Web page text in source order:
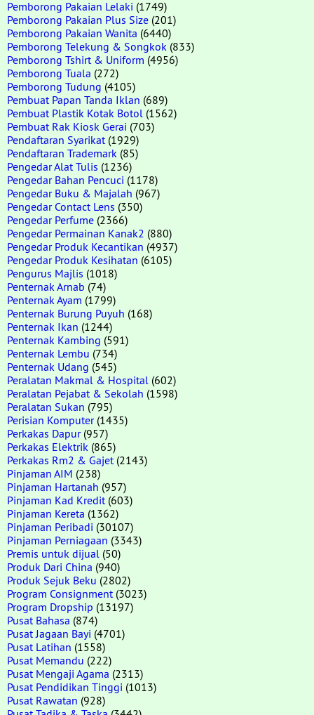
Pemborong Pakaian Lelaki (1749)
Pemborong Pakaian Plus Size (201)
Pemborong Pakaian Wanita (6440)
Pemborong Telekung & Songkok (833)
Pemborong Tshirt & Uniform (4956)
Pemborong Tuala (272)
Pemborong Tudung (4105)
Pembuat Papan Tanda Iklan (689)
Pembuat Plastik Kotak Botol (1562)
Pembuat Rak Kiosk Gerai (703)
Pendaftaran Syarikat (1929)
Pendaftaran Trademark (85)
Pengedar Alat Tulis (1236)
Pengedar Bahan Pencuci (1178)
Pengedar Buku & Majalah (967)
Pengedar Contact Lens (350)
Pengedar Perfume (2366)
Pengedar Permainan Kanak2 (880)
Pengedar Produk Kecantikan (4937)
Pengedar Produk Kesihatan (6105)
Pengurus Majlis (1018)
Penternak Arnab (74)
Penternak Ayam (1799)
Penternak Burung Puyuh (168)
Penternak Ikan (1244)
Penternak Kambing (591)
Penternak Lembu (734)
Penternak Udang (545)
Peralatan Makmal & Hospital (602)
Peralatan Pejabat & Sekolah (1598)
Peralatan Sukan (795)
Perisian Komputer(1435)
Perkakas Dapur(957)
Perkakas Elektrik (865)
Perkakas Rm2 & Gajet (2143)
Pinjaman AIM (238)
Pinjaman Hartanah (957)
Pinjaman Kad Kredit (603)
Pinjaman Kereta (1362)
Pinjaman Peribadi (30107)
Pinjaman Perniagaan (3343)
Premis untuk dijual (50)
Produk Dari China (940)
Produk Sejuk Beku (2802)
Program Consignment (3023)
Program Dropship (13197)
Pusat Bahasa (874)
Pusat Jagaan Bayi (4701)
Pusat Latihan (1558)
Pusat Memandu (222)
Pusat Mengaji Agama (2313)
Pusat Pendidikan Tinggi (1013)
Pusat Rawatan (928)